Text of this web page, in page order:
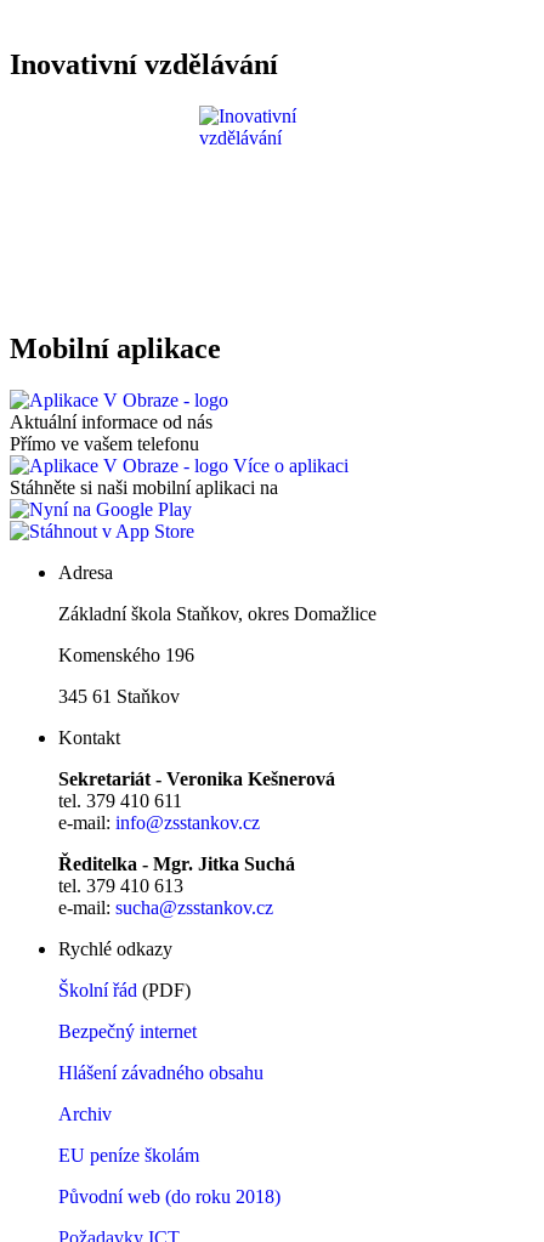
Inovativní vzdělávání
Mobilní aplikace
Aktuální informace od nás
Přímo ve vašem telefonu
Více o aplikaci
Stáhněte si naši mobilní aplikaci na
Adresa
Základní škola Staňkov, okres Domažlice
Komenského 196
345 61 Staňkov
Kontakt
Sekretariát - Veronika Kešnerová
tel. 379 410 611
e-mail: info@zsstankov.cz
Ředitelka - Mgr. Jitka Suchá
tel. 379 410 613
e-mail: sucha@zsstankov.cz
Rychlé odkazy
Školní řád (PDF)
Bezpečný internet
Hlášení závadného obsahu
Archiv
EU peníze školám
Původní web (do roku 2018)